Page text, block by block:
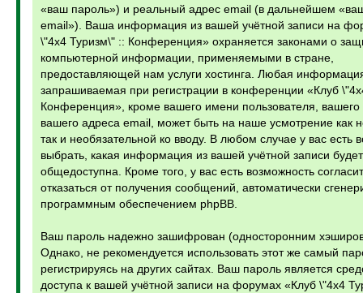
«ваш пароль») и реальный адрес email (в дальнейшем
email»). Ваша информация из вашей учётной записи на
\"4х4 Туризм\" :: Конференция» охраняется законами о
компьютерной информации, применяемыми в стране,
предоставляющей нам услуги хостинга. Любая
запрашиваемая при регистрации в конференции «Клуб
Конференция», кроме вашего имени пользователя, вашего
вашего адреса email, может быть на наше усмотрение как
так и необязательной ко вводу. В любом случае у вас есть
выбрать, какая информация из вашей учётной записи будет
общедоступна. Кроме того, у вас есть возможность
отказаться от получения сообщений, автоматически
программным обеспечением phpBB.
Ваш пароль надежно зашифрован (односторонним
Однако, не рекомендуется использовать этот же самый
регистрируясь на других сайтах. Ваш пароль является
доступа к вашей учётной записи на форумах «Клуб \"4х4